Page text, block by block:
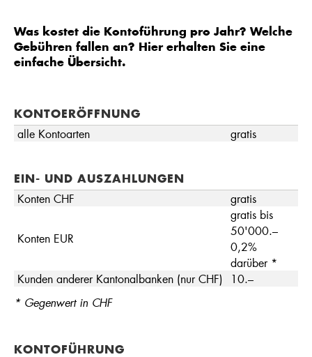
Was kostet die Kontoführung pro Jahr? Welche
Gebühren fallen an? Hier erhalten Sie eine
einfache Übersicht.
KONTOERÖFFNUNG
alle Kontoarten gratis
EIN- UND AUSZAHLUNGEN
Konten CHF gratis
Konten EUR
gratis bis
50'000.–
0,2%
darüber *
Kunden anderer Kantonalbanken (nur CHF)
10.–
* Gegenwert in CHF
KONTOFÜHRUNG